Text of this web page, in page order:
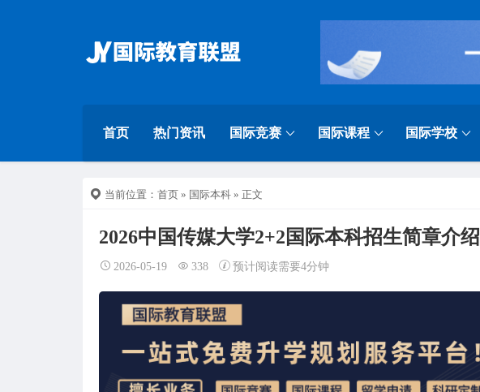
首页 热门资讯 国际竞赛 国际课程 国际学校
当前位置： 首页 » 国际本科 » 正文
2026中国传媒大学2+2国际本科招生简章介绍
2026-05-19 338 预计阅读需要4分钟